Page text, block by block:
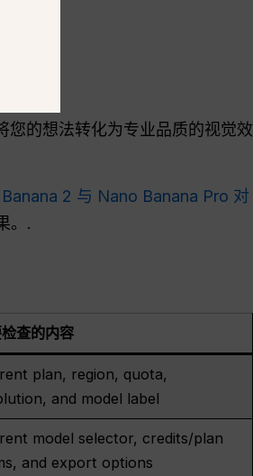
。.
您的想法转化为专业品质的视觉效
2 与 Nano Banana Pro 对
。.
查的内容
plan, region, quota,
and model label
model selector, credits/plan
and export options